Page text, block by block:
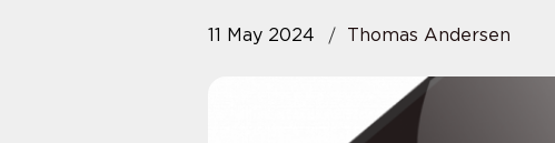
11 May 2024 Thomas Andersen